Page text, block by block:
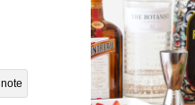
note